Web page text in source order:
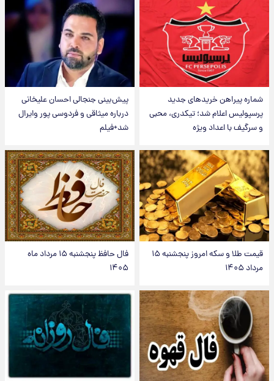
شماره پیراهن خریدهای جدید
پرسپولیس اعلام شد؛ تیکدری، محبی
و سرگیف با اعداد ویژه
پیش‌بینی جنجالی احسان علیخانی
درباره میثاقی و فردوسی پور وایرال
شد+فیلم
قیمت طلا و سکه امروز پنجشنبه ۱۵
مرداد ۱۴۰۵
فال حافظ پنجشنبه ۱۵ مرداد ماه
۱۴۰۵